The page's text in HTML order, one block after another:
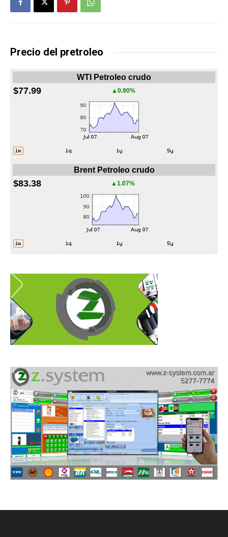
Precio del pretroleo
WTI Petroleo crudo
$77.99 ▲0.90%
Brent Petroleo crudo
$83.38 ▲1.07%